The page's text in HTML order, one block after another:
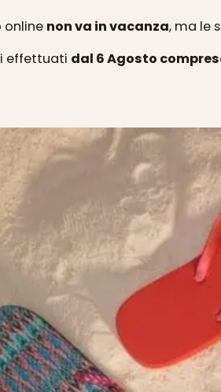
online non va in vacanza, ma le
effettuati dal 6 Agosto